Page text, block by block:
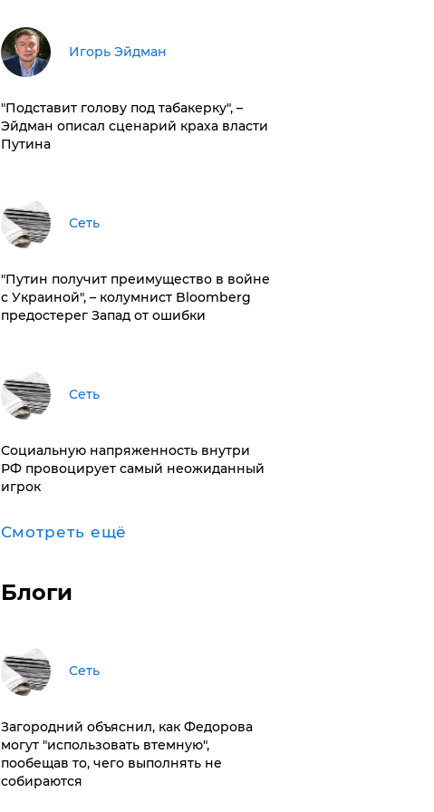
Игорь Эйдман
​"Подставит голову под табакерку", –
Эйдман описал сценарий краха власти
Путина
Сеть
"Путин получит преимущество в войне
с Украиной", – колумнист Bloomberg
предостерег Запад от ошибки
Сеть
Социальную напряженность внутри
РФ провоцирует самый неожиданный
игрок
Смотреть ещё
Блоги
Сеть
Загородний объяснил, как Федорова
могут "использовать втемную",
пообещав то, чего выполнять не
собираются